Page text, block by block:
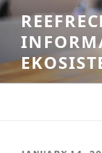
Skip
to
content